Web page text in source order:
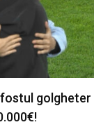
golgheter